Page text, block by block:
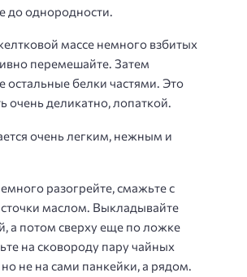
до однородности.
массе немного взбитых
перемешайте. Затем
остальные белки частями. Это
очень деликатно, лопаткой.
очень легким, нежным и
разогрейте, смажьте с
маслом. Выкладывайте
а потом сверху еще по ложке
на сковороду пару чайных
не на сами панкейки, а рядом.